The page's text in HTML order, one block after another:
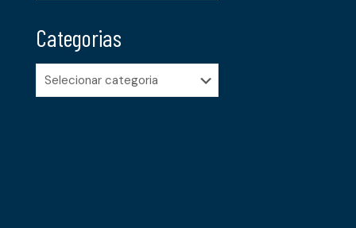
Categorias
Categorias